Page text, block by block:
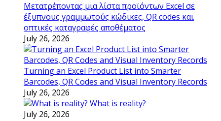
Μετατρέποντας μια λίστα προϊόντων Excel σε
έξυπνους γραμμωτούς κώδικες, QR codes και
οπτικές καταγραφές αποθέματος
July 26, 2026
Turning an Excel Product List into Smarter
Barcodes, QR Codes and Visual Inventory Records
July 26, 2026
What is reality?
July 26, 2026